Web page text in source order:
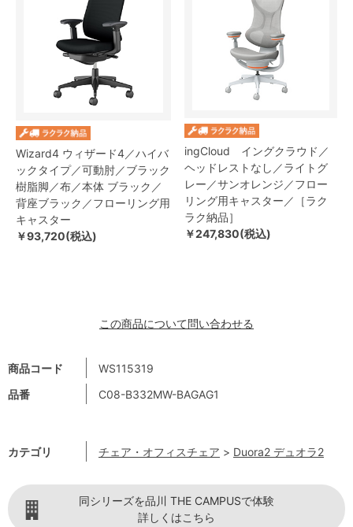
商品コード
WS115319
品番
C08-B332MW-BAGAG1
カテゴリ チェア・オフィスチェア > Duora2 デュオラ2
Wizard4 ウィザード4／ハイバ
ックタイプ／可動肘／ブラック
樹脂脚／布／本体 ブラック／
背座ブラック／フローリング用
キャスター
￥93,720(税込)
ingCloud イングクラウド／
ヘッドレストなし／ライトグ
レー／サンオレンジ／フロー
リング用キャスター／［ラク
ラク納品］
￥247,830(税込)
この商品について問い合わせる
同シリーズを品川 THE CAMPUSで体験
詳しくはこちら